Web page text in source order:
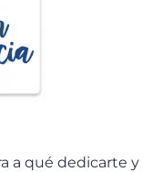
a qué dedicarte y